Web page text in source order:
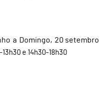
a 20 setembro
Domingo
13h30 e 14h30-18h30